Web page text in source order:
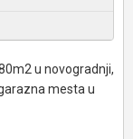
u novogradnji,
mesta u